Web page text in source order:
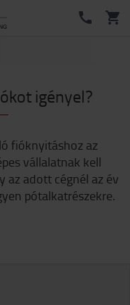
igényel?
fióknyitáshoz az
vállalatnak kell
az adott cégnél az év
pótalkatrészekre.